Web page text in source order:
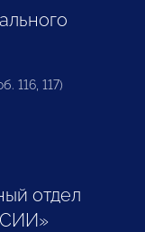
116, 117)
отдел